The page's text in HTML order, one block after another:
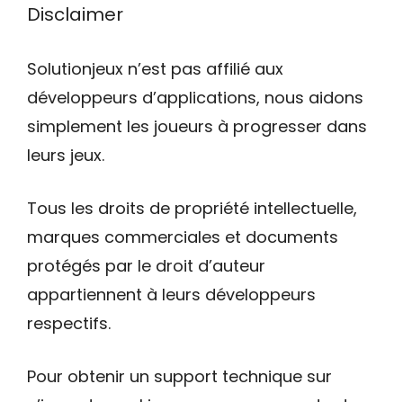
Disclaimer
Solutionjeux n’est pas affilié aux
développeurs d’applications, nous aidons
simplement les joueurs à progresser dans
leurs jeux.
Tous les droits de propriété intellectuelle,
marques commerciales et documents
protégés par le droit d’auteur
appartiennent à leurs développeurs
respectifs.
Pour obtenir un support technique sur